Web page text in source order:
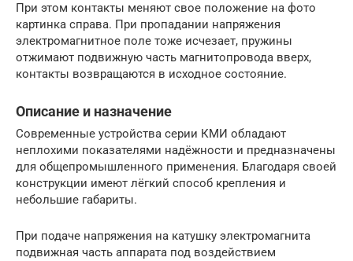
При этом контакты меняют свое положение на фото
картинка справа. При пропадании напряжения
электромагнитное поле тоже исчезает, пружины
отжимают подвижную часть магнитопровода вверх,
контакты возвращаются в исходное состояние.
Описание и назначение
Современные устройства серии КМИ обладают
неплохими показателями надёжности и предназначены
для общепромышленного применения. Благодаря своей
конструкции имеют лёгкий способ крепления и
небольшие габариты.
При подаче напряжения на катушку электромагнита
подвижная часть аппарата под воздействием